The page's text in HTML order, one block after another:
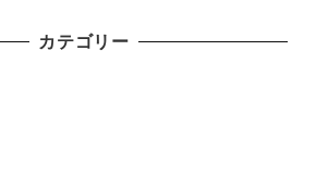
カテゴリー